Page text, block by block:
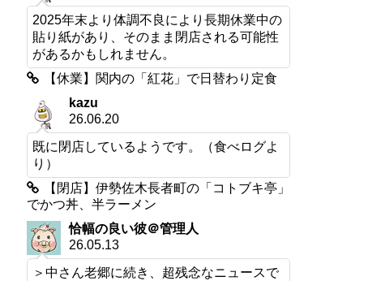
2025年末より体調不良により長期休業中の
貼り紙があり、そのまま閉店される可能性
があるかもしれません。
【休業】関内の「紅花」で日替わり定食
kazu
26.06.20
既に閉店しているようです。（食べログよ
り）
【閉店】伊勢佐木長者町の「コトブキ亭」
でかつ丼、半ラーメン
恰幅の良い彼＠管理人
26.05.13
＞中さん老郷に続き、超残念なニュースで